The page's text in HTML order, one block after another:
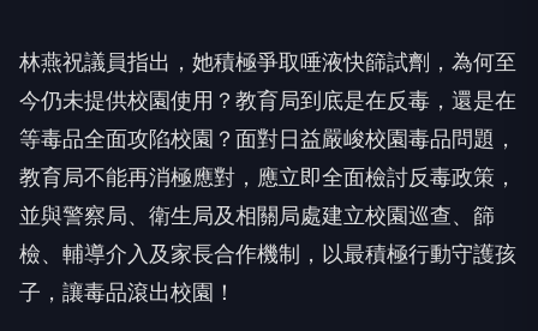
林燕祝議員指出，她積極爭取唾液快篩試劑，為何至
今仍未提供校園使用？教育局到底是在反毒，還是在
等毒品全面攻陷校園？面對日益嚴峻校園毒品問題，
教育局不能再消極應對，應立即全面檢討反毒政策，
並與警察局、衛生局及相關局處建立校園巡查、篩
檢、輔導介入及家長合作機制，以最積極行動守護孩
子，讓毒品滾出校園！